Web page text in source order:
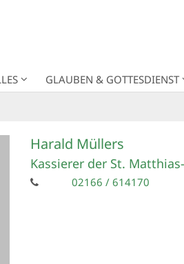
GLAUBEN & GOTTESDIENST
Harald Müllers
Kassierer der St.
02166 / 614170